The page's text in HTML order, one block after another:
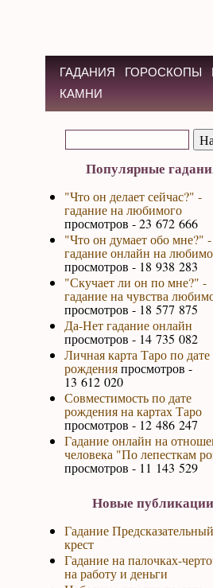
ГАДАНИЯ ГОРОСКОПЫ
КАМНИ
Популярные
"Что он делает сейчас?" -
гадание на любимого
просмотров - 23 672 666
"Что он думает обо мне?" -
гадание онлайн на
просмотров - 18 938 283
"Скучает ли он по мне?" -
гадание на чувства
просмотров - 18 577 875
Да-Нет гадание онлайн
просмотров - 14 735 082
Личная карта Таро по дате
рожденияпросмотров -
13 612 020
Совместимость по дате
рождения на картах Таро
просмотров - 12 486 247
Гадание онлайн на
человека "По лепесткам
просмотров - 11 143 529
Новые публикации
Гадание Предсказательный
крест
Гадание на палочках-
на работу и деньги